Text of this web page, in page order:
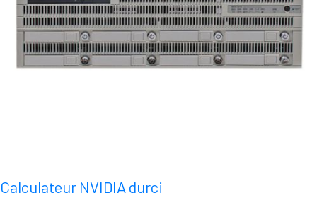
Calculateur NVIDIA durci